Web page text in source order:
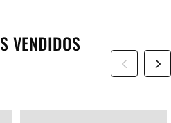
VENDIDOS